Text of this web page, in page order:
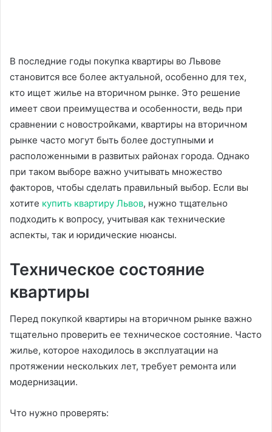
В последние годы покупка квартиры во Львове
становится все более актуальной, особенно для тех,
кто ищет жилье на вторичном рынке. Это решение
имеет свои преимущества и особенности, ведь при
сравнении с новостройками, квартиры на вторичном
рынке часто могут быть более доступными и
расположенными в развитых районах города. Однако
при таком выборе важно учитывать множество
факторов, чтобы сделать правильный выбор. Если вы
хотите купить квартиру Львов, нужно тщательно
подходить к вопросу, учитывая как технические
аспекты, так и юридические нюансы.
Техническое состояние
квартиры
Перед покупкой квартиры на вторичном рынке важно
тщательно проверить ее техническое состояние. Часто
жилье, которое находилось в эксплуатации на
протяжении нескольких лет, требует ремонта или
модернизации.
Что нужно проверять: